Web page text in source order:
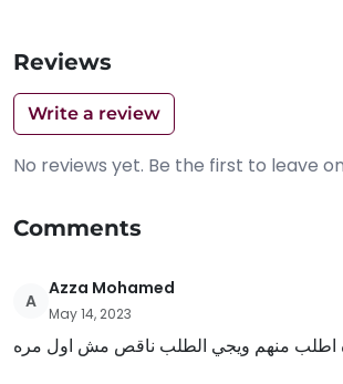
Reviews
Write a review
No reviews yet. Be the first to leave
Comments
A
Azza Mohamed
May 14, 2023
اطلب منهم ويجي الطلب ناقص مش اول مره